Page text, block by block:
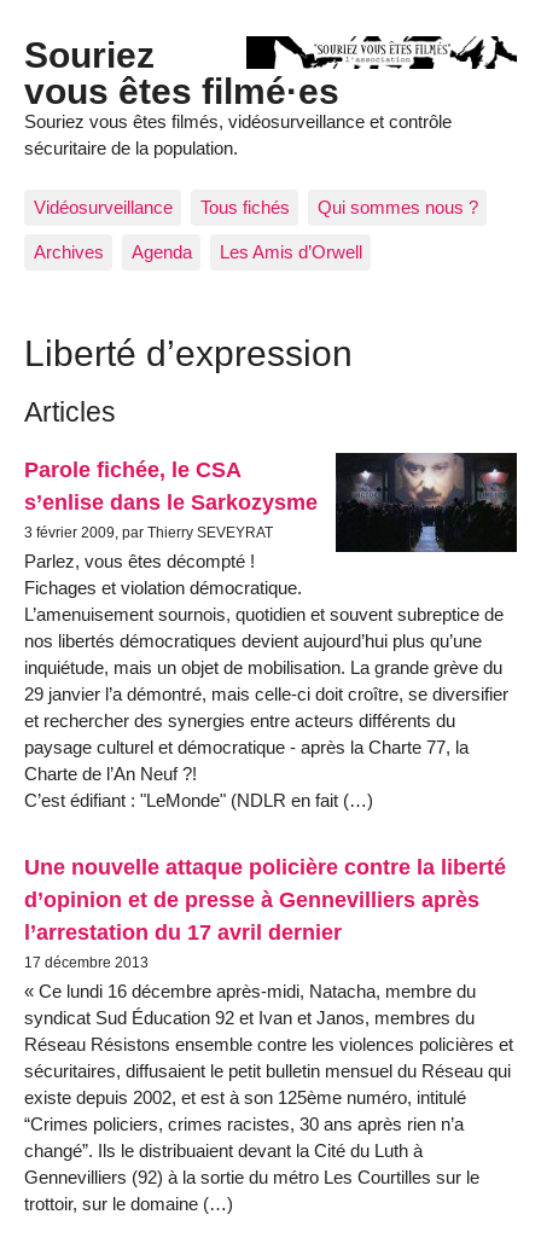
Souriez
vous êtes filmé·es
Souriez vous êtes filmés, vidéosurveillance et contrôle
sécuritaire de la population.
Vidéosurveillance Tous fichés Qui sommes nous ?
Archives Agenda Les Amis d’Orwell
Liberté d’expression
Articles
Parole fichée, le CSA
s’enlise dans le Sarkozysme
3 février 2009, par Thierry SEVEYRAT
Parlez, vous êtes décompté !
Fichages et violation démocratique.
L’amenuisement sournois, quotidien et souvent subreptice de
nos libertés démocratiques devient aujourd’hui plus qu’une
inquiétude, mais un objet de mobilisation. La grande grève du
29 janvier l’a démontré, mais celle-ci doit croître, se diversifier
et rechercher des synergies entre acteurs différents du
paysage culturel et démocratique - après la Charte 77, la
Charte de l’An Neuf ?!
C’est édifiant : "LeMonde" (NDLR en fait (…)
Une nouvelle attaque policière contre la liberté
d’opinion et de presse à Gennevilliers après
l’arrestation du 17 avril dernier
17 décembre 2013
« Ce lundi 16 décembre après-midi, Natacha, membre du
syndicat Sud Éducation 92 et Ivan et Janos, membres du
Réseau Résistons ensemble contre les violences policières et
sécuritaires, diffusaient le petit bulletin mensuel du Réseau qui
existe depuis 2002, et est à son 125ème numéro, intitulé
“Crimes policiers, crimes racistes, 30 ans après rien n’a
changé”. Ils le distribuaient devant la Cité du Luth à
Gennevilliers (92) à la sortie du métro Les Courtilles sur le
trottoir, sur le domaine (…)